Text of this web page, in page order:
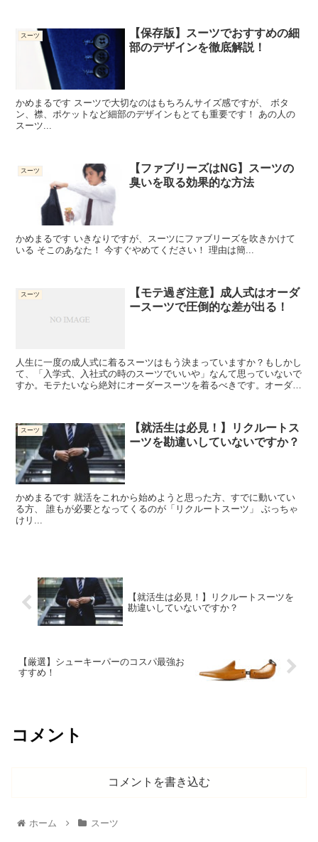
スーツ
【保存版】スーツでおすすめの細
部のデザインを徹底解説！
かめまるです スーツで大切なのはもちろんサイズ感ですが、 ボタ
ン、襟、ポケットなど細部のデザインもとても重要です！ あの人の
スーツ...
スーツ
【ファブリーズはNG】スーツの
臭いを取る効果的な方法
かめまるです いきなりですが、スーツにファブリーズを吹きかけて
いる そこのあなた！ 今すぐやめてください！ 理由は簡...
スーツ
【モテ過ぎ注意】成人式はオーダ
ースーツで圧倒的な差が出る！
人生に一度の成人式に着るスーツはもう決まっていますか？もしかし
て、「入学式、入社式の時のスーツでいいや」なんて思っていないで
すか。モテたいなら絶対にオーダースーツを着るべきです。オーダー
スーツ
【就活生は必見！】リクルートス
ーツを勘違いしていないですか？
かめまるです 就活をこれから始めようと思った方、すでに動いてい
る方、 誰もが必要となってくるのが「リクルートスーツ」 ぶっちゃ
けリ...
【就活生は必見！】リクルートスーツを
勘違いしていないですか？
【厳選】シューキーパーのコスパ最強お
すすめ！
コメント
コメントを書き込む
ホーム スーツ